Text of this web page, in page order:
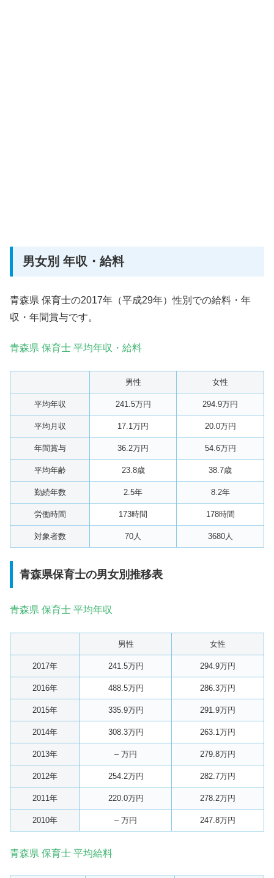
男女別 年収・給料
青森県 保育士の2017年（平成29年）性別での給料・年
収・年間賞与です。
青森県 保育士 平均年収・給料
男性 女性
平均年収 241.5万円 294.9万円
平均月収 17.1万円 20.0万円
年間賞与 36.2万円 54.6万円
平均年齢 23.8歳 38.7歳
勤続年数 2.5年 8.2年
労働時間 173時間 178時間
対象者数 70人 3680人
青森県保育士の男女別推移表
青森県 保育士 平均年収
男性 女性
2017年 241.5万円 294.9万円
2016年 488.5万円 286.3万円
2015年 335.9万円 291.9万円
2014年 308.3万円 263.1万円
2013年 – 万円 279.8万円
2012年 254.2万円 282.7万円
2011年 220.0万円 278.2万円
2010年 – 万円 247.8万円
青森県 保育士 平均給料